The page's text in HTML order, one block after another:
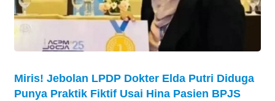
Miris! Jebolan LPDP Dokter Elda Putri Diduga
Punya Praktik Fiktif Usai Hina Pasien BPJS